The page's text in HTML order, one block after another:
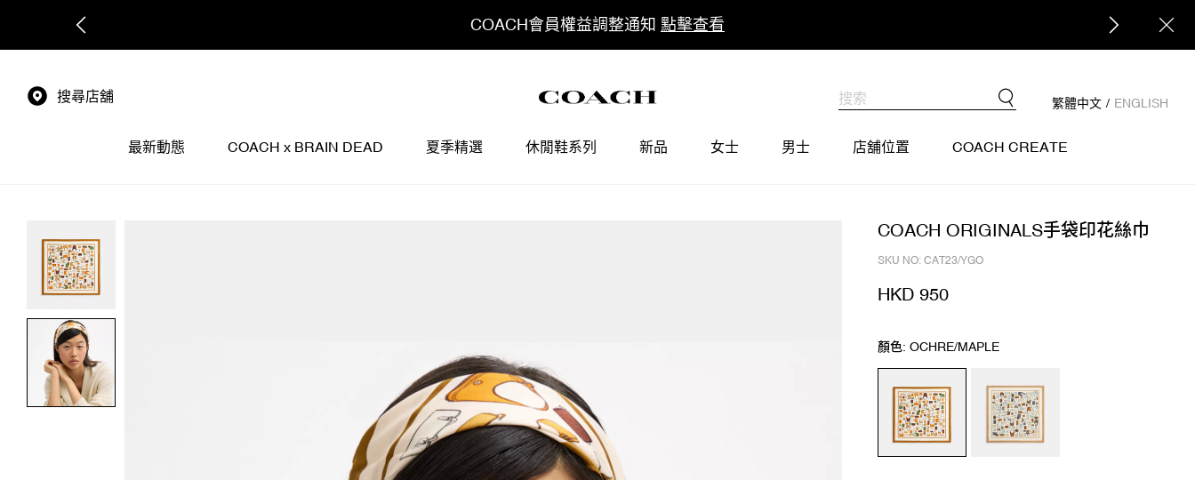
COACH會員權益調整通知 點擊查看
搜尋店舖 繁體中文 / ENGLISH
最新動態 COACH x BRAIN DEAD 夏季精選 休閒鞋系列 新品 女士 男士 店舖位置 COACH CREATE
COACH ORIGINALS手袋印花絲巾
SKU NO: CAT23/YGO
HKD 950
顏色: OCHRE/MAPLE